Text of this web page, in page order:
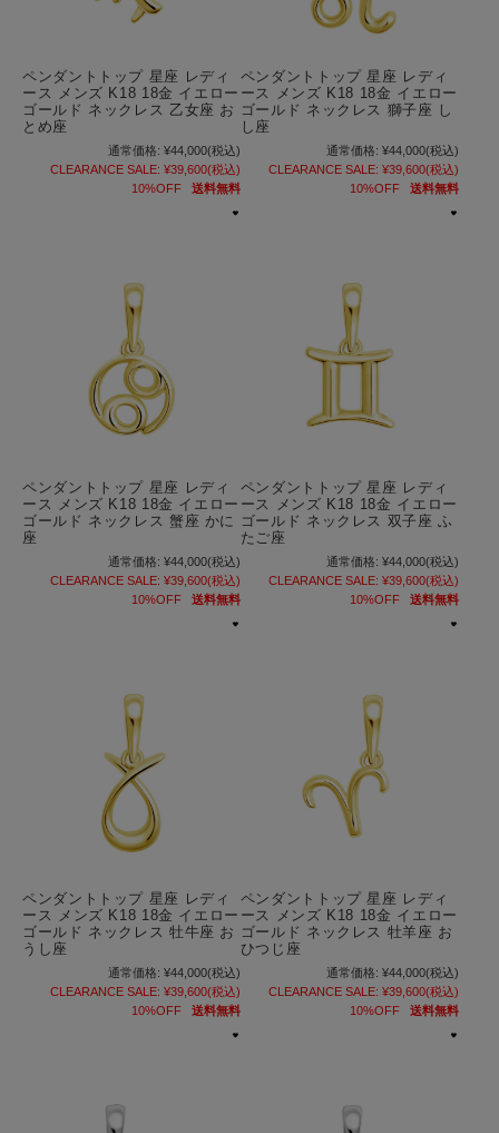
ペンダントトップ 星座 レディ
ース メンズ K18 18金 イエロー
ゴールド ネックレス 乙女座 お
とめ座
通常価格: ¥44,000(税込)
CLEARANCE SALE: ¥39,600(税込)
10%OFF
送料無料
ペンダントトップ 星座 レディ
ース メンズ K18 18金 イエロー
ゴールド ネックレス 獅子座 し
し座
通常価格: ¥44,000(税込)
CLEARANCE SALE: ¥39,600(税込)
10%OFF
送料無料
ペンダントトップ 星座 レディ
ース メンズ K18 18金 イエロー
ゴールド ネックレス 蟹座 かに
座
通常価格: ¥44,000(税込)
CLEARANCE SALE: ¥39,600(税込)
10%OFF
送料無料
ペンダントトップ 星座 レディ
ース メンズ K18 18金 イエロー
ゴールド ネックレス 双子座 ふ
たご座
通常価格: ¥44,000(税込)
CLEARANCE SALE: ¥39,600(税込)
10%OFF
送料無料
ペンダントトップ 星座 レディ
ース メンズ K18 18金 イエロー
ゴールド ネックレス 牡牛座 お
うし座
通常価格: ¥44,000(税込)
CLEARANCE SALE: ¥39,600(税込)
10%OFF
送料無料
ペンダントトップ 星座 レディ
ース メンズ K18 18金 イエロー
ゴールド ネックレス 牡羊座 お
ひつじ座
通常価格: ¥44,000(税込)
CLEARANCE SALE: ¥39,600(税込)
10%OFF
送料無料